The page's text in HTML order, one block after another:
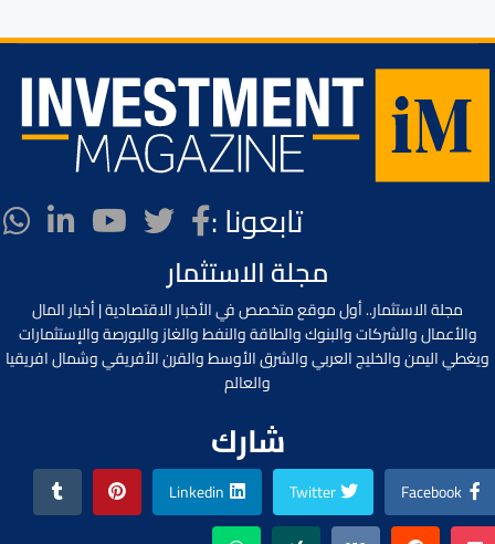
تابعونا :
مجلة الاستثمار
مجلة الاستثمار.. أول موقع متخصص في الأخبار الاقتصادية | أخبار المال
والأعمال والشركات والبنوك والطاقة والنفط والغاز والبورصة والإستثمارات
ويغطي اليمن والخليج العربي والشرق الأوسط والقرن الأفريقي وشمال افريقيا
والعالم
شارك
Facebook
Twitter
Linkedin